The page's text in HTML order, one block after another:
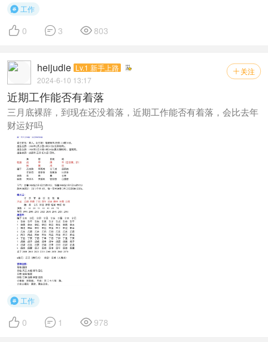
 工作
 0  3  803
 关注
heijudie Lv.1 新手上路
2024-6-10 13:17
近期工作能否有着落
三月底裸辞，到现在还没着落，近期工作能否有着落，会比去年
财运好吗
 工作
 0  1 978